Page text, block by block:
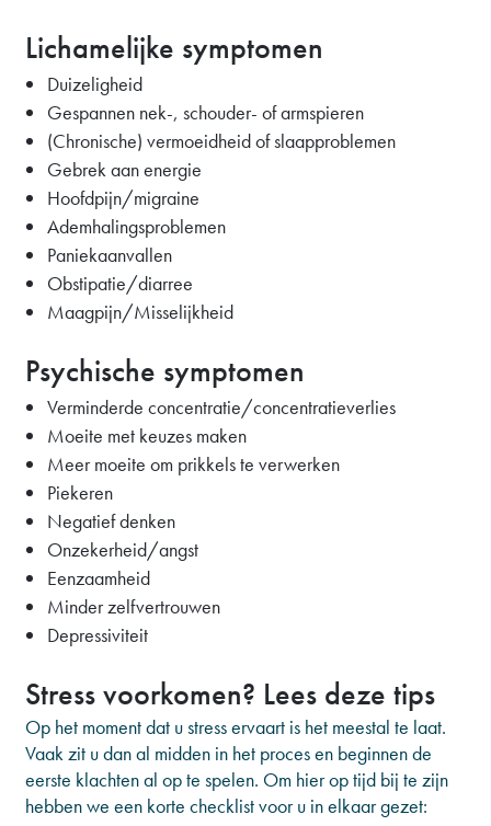
Lichamelijke symptomen
Duizeligheid
Gespannen nek-, schouder- of armspieren
(Chronische) vermoeidheid of slaapproblemen
Gebrek aan energie
Hoofdpijn/migraine
Ademhalingsproblemen
Paniekaanvallen
Obstipatie/diarree
Maagpijn/Misselijkheid
Psychische symptomen
Verminderde concentratie/concentratieverlies
Moeite met keuzes maken
Meer moeite om prikkels te verwerken
Piekeren
Negatief denken
Onzekerheid/angst
Eenzaamheid
Minder zelfvertrouwen
Depressiviteit
Stress voorkomen? Lees deze tips
Op het moment dat u stress ervaart is het meestal te laat.
Vaak zit u dan al midden in het proces en beginnen de
eerste klachten al op te spelen. Om hier op tijd bij te zijn
hebben we een korte checklist voor u in elkaar gezet: